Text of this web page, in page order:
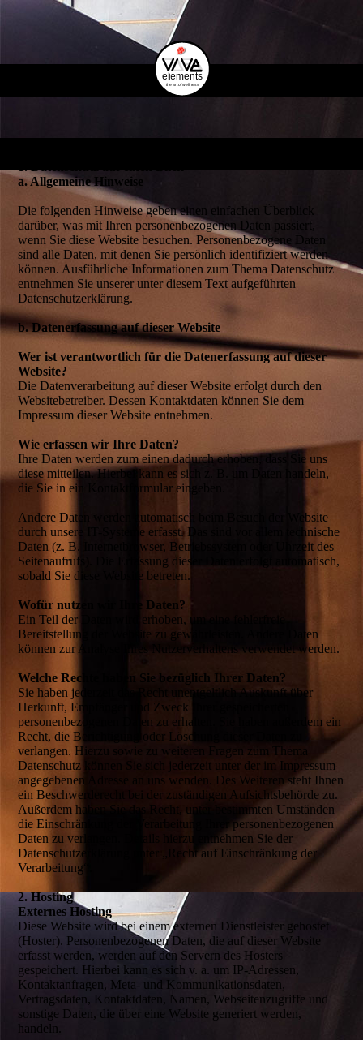
a. Allgemeine Hinweise
Die folgenden Hinweise geben einen einfachen Überblick
darüber, was mit Ihren personenbezogenen Daten passiert,
wenn Sie diese Website besuchen. Personenbezogene Daten
sind alle Daten, mit denen Sie persönlich identifiziert werden
können. Ausführliche Informationen zum Thema Datenschutz
entnehmen Sie unserer unter diesem Text aufgeführten
Datenschutzerklärung.
b. Datenerfassung auf dieser Website
Wer ist verantwortlich für die Datenerfassung auf dieser
Website?
Die Datenverarbeitung auf dieser Website erfolgt durch den
Websitebetreiber. Dessen Kontaktdaten können Sie dem
Impressum dieser Website entnehmen.
Wie erfassen wir Ihre Daten?
Ihre Daten werden zum einen dadurch erhoben, dass Sie uns
diese mitteilen. Hierbei kann es sich z. B. um Daten handeln,
die Sie in ein Kontaktformular eingeben.
Andere Daten werden automatisch beim Besuch der Website
durch unsere IT-Systeme erfasst. Das sind vor allem technische
Daten (z. B. Internetbrowser, Betriebssystem oder Uhrzeit des
Seitenaufrufs). Die Erfassung dieser Daten erfolgt automatisch,
sobald Sie diese Website betreten.
Wofür nutzen wir Ihre Daten?
Ein Teil der Daten wird erhoben, um eine fehlerfreie
Bereitstellung der Website zu gewährleisten. Andere Daten
können zur Analyse Ihres Nutzerverhaltens verwendet werden.
Welche Rechte haben Sie bezüglich Ihrer Daten?
Sie haben jederzeit das Recht unentgeltlich Auskunft über
Herkunft, Empfänger und Zweck Ihrer gespeicherten
personenbezogenen Daten zu erhalten. Sie haben außerdem ein
Recht, die Berichtigung oder Löschung dieser Daten zu
verlangen. Hierzu sowie zu weiteren Fragen zum Thema
Datenschutz können Sie sich jederzeit unter der im Impressum
angegebenen Adresse an uns wenden. Des Weiteren steht Ihnen
ein Beschwerderecht bei der zuständigen Aufsichtsbehörde zu.
Außerdem haben Sie das Recht, unter bestimmten Umständen
die Einschränkung der Verarbeitung Ihrer personenbezogenen
Daten zu verlangen. Details hierzu entnehmen Sie der
Datenschutzerklärung unter „Recht auf Einschränkung der
Verarbeitung“.
2. Hosting
Externes Hosting
Diese Website wird bei einem externen Dienstleister gehostet
(Hoster). Personenbezogenen Daten, die auf dieser Website
erfasst werden, werden auf den Servern des Hosters
gespeichert. Hierbei kann es sich v. a. um IP-Adressen,
Kontaktanfragen, Meta- und Kommunikationsdaten,
Vertragsdaten, Kontaktdaten, Namen, Webseitenzugriffe und
sonstige Daten, die über eine Website generiert werden,
handeln.